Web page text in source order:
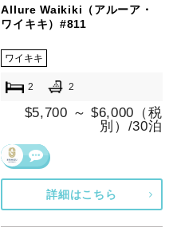
Allure Waikiki（アルーア・
ワイキキ）#811
ワイキキ
2 2
$5,700 ～ $6,000（税
別）/30泊
詳細はこちら